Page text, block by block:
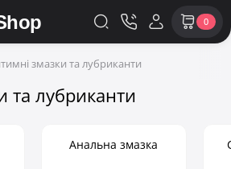
0
змазки та лубриканти
та лубриканти
Анальна змазка